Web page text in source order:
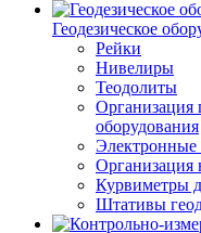
Геодезическое
Рейки
Нивелиры
Теодолиты
Организация
оборудования
Электронные
Организация
Курвиметры
Штативы